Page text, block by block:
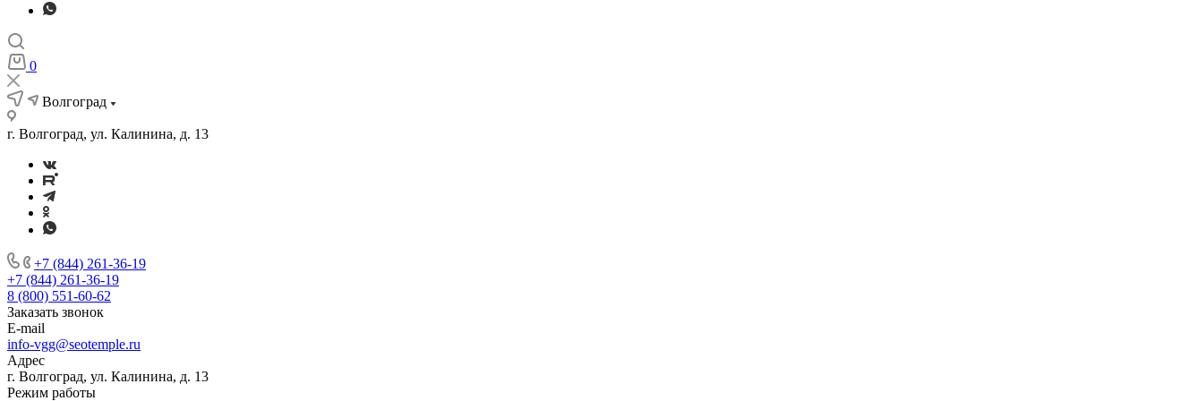
0
Волгоград
г. Волгоград, ул. Калинина, д. 13
+7 (844) 261-36-19
+7 (844) 261-36-19
8 (800) 551-60-62
Заказать звонок
E-mail
info-vgg@seotemple.ru
Адрес
г. Волгоград, ул. Калинина, д. 13
Режим работы